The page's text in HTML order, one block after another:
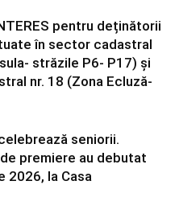
pentru deținătorii
în sector cadastral
străzile P6- P17) și
nr. 18 (Zona Ecluză-
seniorii.
premiere au debutat
2026, la Casa